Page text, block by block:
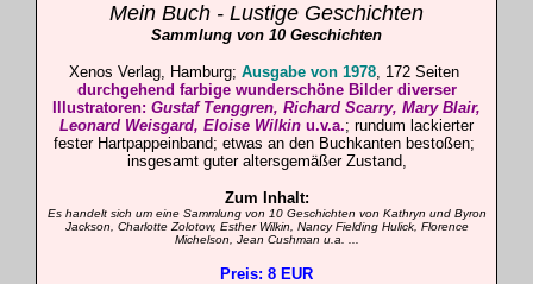
Mein Buch - Lustige Geschichten
Sammlung von 10 Geschichten
Xenos Verlag, Hamburg; Ausgabe von 1978, 172 Seiten
durchgehend farbige wunderschöne Bilder diverser
Illustratoren: Gustaf Tenggren, Richard Scarry, Mary Blair,
Leonard Weisgard, Eloise Wilkin u.v.a.; rundum lackierter
fester Hartpappeinband; etwas an den Buchkanten bestoßen;
insgesamt guter altersgemäßer Zustand,
Zum Inhalt:
Es handelt sich um eine Sammlung von 10 Geschichten von Kathryn und Byron
Jackson, Charlotte Zolotow, Esther Wilkin, Nancy Fielding Hulick, Florence
Michelson, Jean Cushman u.a. ...
Preis: 8 EUR